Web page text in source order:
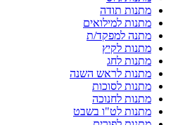
מתנות תודה
מתנות למילואים
מתנה למפקד/ת
מתנות לקיץ
מתנות לחג
מתנות לראש השנה
מתנות לסוכות
מתנות לחנוכה
מתנות לט"ו בשבט